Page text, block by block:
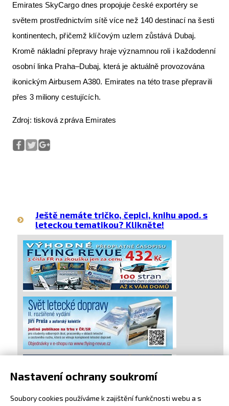
Emirates SkyCargo dnes propojuje české exportéry se
světem prostřednictvím sítě více než 140 destinací na šesti
kontinentech, přičemž klíčovým uzlem zůstává Dubaj.
Kromě nákladní přepravy hraje významnou roli i každodenní
osobní linka Praha–Dubaj, která je aktuálně provozována
ikonickým Airbusem A380. Emirates na této trase přepravili
přes 3 miliony cestujících.
Zdroj: tisková zpráva Emirates
Ještě nemáte tričko, čepici, knihu apod. s
leteckou tematikou? Klikněte!
Nastavení ochrany soukromí
Soubory cookies používáme k zajištění funkčnosti webu a s